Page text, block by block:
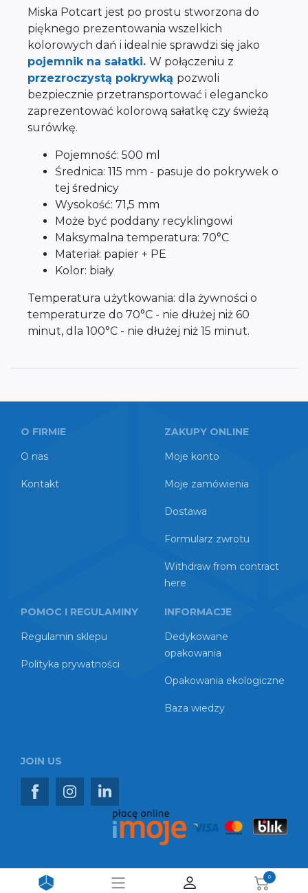
0
Miska Potcart jest po prostu stworzona do
pięknego prezentowania wszelkich
kolorowych dań i idealnie sprawdzi się jako
pojemnik na sałatki. W połączeniu z
przezroczystą pokrywką pozwoli
bezpiecznie przetransportować i elegancko
zaprezentować kolorową sałatkę czy świeżą
surówkę.
Pojemność: 500 ml
Średnica: 115 mm - pasuje do pokrywek o
tej średnicy
Wysokość: 71,5 mm
Może być poddany recyklingowi
Maksymalna temperatura: 70°C
Materiał: papier + PE
Kolor: biały
Temperatura użytkowania: dla żywności o
temperaturze do 70°C - nie dłużej niż 60
minut, dla 100°C - nie dłużej niż 15 minut.
O FIRMIE
O nas
Kontakt
ZAKUPY ONLINE
Moje konto
Moje zamówienia
Dostawa
Formularz zwrotu
Withdraw from contract
here
POMOC I REGULAMINY
Regulamin sklepu
Polityka prywatności
INFORMACJE
Dedykowane
opakowania
Opakowania ekologiczne
Baza wiedzy
JOIN US
Copyright © 2026 TEDMARK Sp. z o.o. Spółka Komandytowa